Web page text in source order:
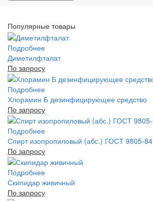
Популярные товары
Подробнее
Диметилфталат
По запросу
Подробнее
Хлорамин Б дезинфицирующее средство
По запросу
Подробнее
Спирт изопропиловый (абс.) ГОСТ 9805-84
По запросу
Подробнее
Скипидар живичный
По запросу